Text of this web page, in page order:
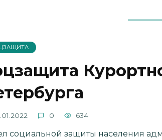
0 634
социальной защиты населения